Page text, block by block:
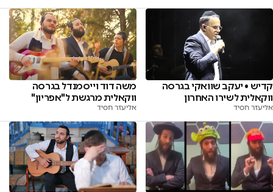
קדיש • יעקב שוואקי בגרסה
ווקאלית לשירו האחרון
אליעזר חסיד
משה דוד וייסמנדל בגרסה
ווקאלית מרגשת ל"אפריון"
אליעזר חסיד